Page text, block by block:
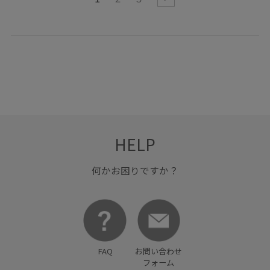
HELP
何かお困りですか？
FAQ
お問い合わせ
フォーム